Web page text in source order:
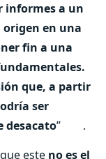
informes a un
en una
fin a una
que, a partir
ser
desacato” .
este no es el